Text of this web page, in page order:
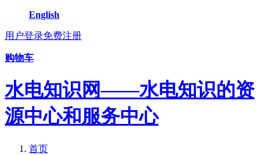
English
用户登录免费注册
购物车
水电知识网——水电知识的资
源中心和服务中心
首页